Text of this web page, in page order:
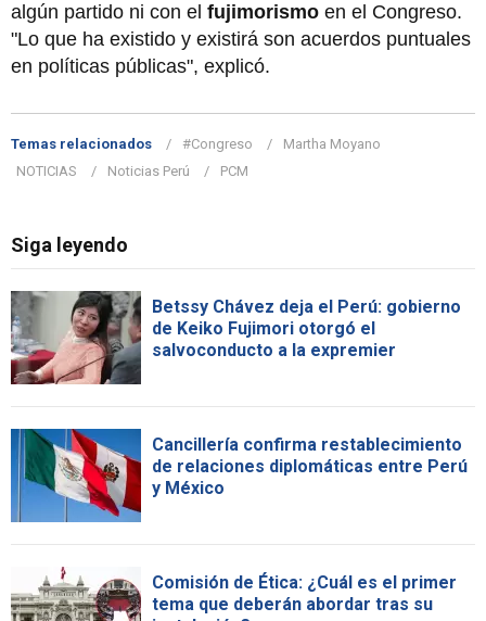
algún partido ni con el fujimorismo en el Congreso.
"Lo que ha existido y existirá son acuerdos puntuales
en políticas públicas", explicó.
Temas relacionados #Congreso
Martha Moyano
NOTICIAS
Noticias Perú PCM
Siga leyendo
Betssy Chávez deja el Perú: gobierno
de Keiko Fujimori otorgó el
salvoconducto a la expremier
Cancillería confirma restablecimiento
de relaciones diplomáticas entre Perú
y México
Comisión de Ética: ¿Cuál es el primer
tema que deberán abordar tras su